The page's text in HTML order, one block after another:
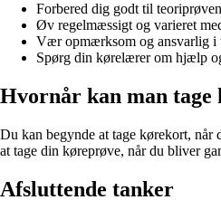
Forbered dig godt til
Øv regelmæssigt og varieret
Vær opmærksom og ansvarlig i
Spørg din kørelærer om hjælp
Hvornår kan man tage
Du kan begynde at tage kørekort, når
at tage din køreprøve, når du bliver
Afsluttende tanker